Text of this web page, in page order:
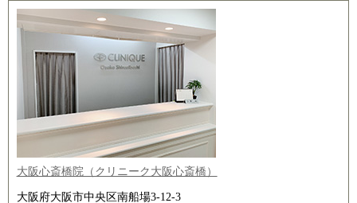
大阪心斎橋院（クリニーク大阪心斎橋）
大阪府大阪市中央区南船場3-12-3